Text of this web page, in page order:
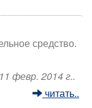
средство.
11 февр. 2014 г..
читать..